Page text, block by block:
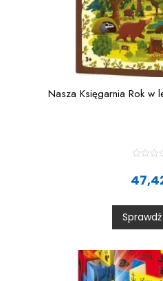
Nasza Księgarnia Rok w
t
0
o
u
t
5